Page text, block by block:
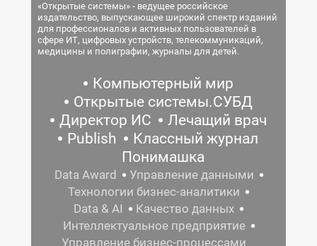
«Открытые системы» - ведущее российское
издательство, выпускающее широкий спектр изданий
для профессионалов и активных пользователей в
сфере ИТ, цифровых устройств, телекоммуникаций,
медицины и полиграфии, журналы для детей.
Компьютерный мир
Открытые системы.СУБД
Директор ИС
Лечащий врач
Publish
Классный журнал
Понимашка
Data Award
Управление данными
Технологии бизнес-аналитики
Data & AI
Качество данных
Интеллектуальное предприятие
Управление бизнес-процессами